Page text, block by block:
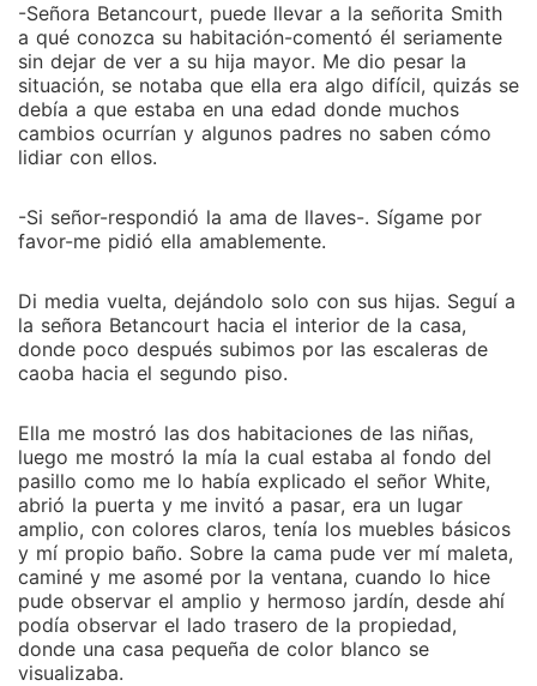
-Señora Betancourt, puede llevar a la señorita Smith
a qué conozca su habitación-comentó él seriamente
sin dejar de ver a su hija mayor. Me dio pesar la
situación, se notaba que ella era algo difícil, quizás se
debía a que estaba en una edad donde muchos
cambios ocurrían y algunos padres no saben cómo
lidiar con ellos.
-Si señor-respondió la ama de llaves-. Sígame por
favor-me pidió ella amablemente.
Di media vuelta, dejándolo solo con sus hijas. Seguí a
la señora Betancourt hacia el interior de la casa,
donde poco después subimos por las escaleras de
caoba hacia el segundo piso.
Ella me mostró las dos habitaciones de las niñas,
luego me mostró la mía la cual estaba al fondo del
pasillo como me lo había explicado el señor White,
abrió la puerta y me invitó a pasar, era un lugar
amplio, con colores claros, tenía los muebles básicos
y mí propio baño. Sobre la cama pude ver mí maleta,
caminé y me asomé por la ventana, cuando lo hice
pude observar el amplio y hermoso jardín, desde ahí
podía observar el lado trasero de la propiedad,
donde una casa pequeña de color blanco se
visualizaba.